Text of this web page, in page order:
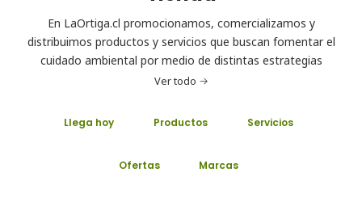
En LaOrtiga.cl promocionamos, comercializamos y
distribuimos productos y servicios que buscan fomentar el
cuidado ambiental por medio de distintas estrategias
Ver todo
Llega hoy Productos Servicios
Ofertas Marcas